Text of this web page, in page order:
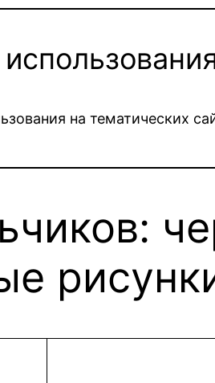
на тематических